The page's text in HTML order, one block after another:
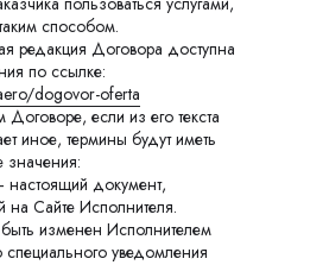
способом.
редакция Договора доступна
по ссылке:
dogovor-oferta
если из его текста
иное, термины будут иметь
значения:
настоящий документ,
на Сайте Исполнителя.
изменен Исполнителем
специального уведомления